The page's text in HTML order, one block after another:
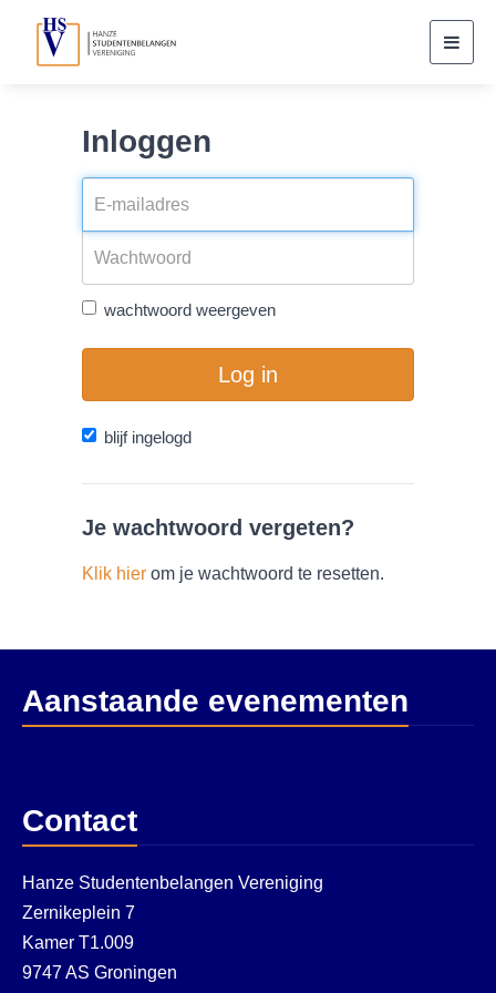
Inloggen
wachtwoord weergeven
Log in
blijf ingelogd
Je wachtwoord vergeten?
Klik hier om je wachtwoord te resetten.
Aanstaande evenementen
Contact
Hanze Studentenbelangen Vereniging
Zernikeplein 7
Kamer T1.009
9747 AS Groningen